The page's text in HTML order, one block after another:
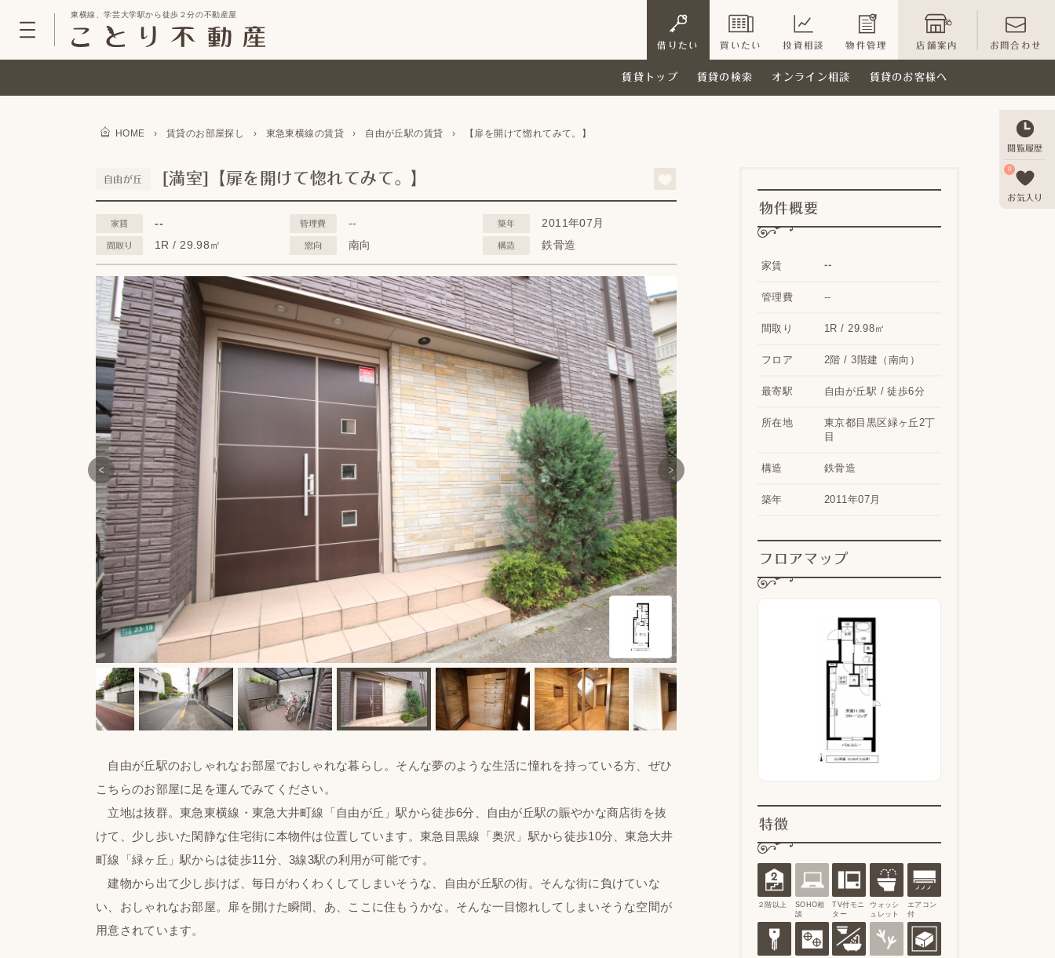
東横線、学芸大学駅から徒歩２分の不動産屋
借りたい 買いたい 投資相談 物件管理 店舗案内 お問合わせ
賃貸トップ 賃貸の検索 オンライン相談 賃貸のお客様へ
閲覧履歴
0
お気入り
HOME › 賃貸のお部屋探し › 東急東横線の賃貸 › 自由が丘駅の賃貸 › 【扉を開けて惚れてみて。】
自由が丘 [満室]【扉を開けて惚れてみて。】
家賃 -- 管理費 -- 築年 2011年07月
間取り 1R / 29.98㎡ 窓向 南向 構造 鉄骨造
自由が丘駅のおしゃれなお部屋でおしゃれな暮らし。そんな夢のような生活に憧れを持っている方、ぜひ
こちらのお部屋に足を運んでみてください。
立地は抜群。東急東横線・東急大井町線「自由が丘」駅から徒歩6分、自由が丘駅の賑やかな商店街を抜
けて、少し歩いた閑静な住宅街に本物件は位置しています。東急目黒線「奥沢」駅から徒歩10分、東急大井
町線「緑ヶ丘」駅からは徒歩11分、3線3駅の利用が可能です。
建物から出て少し歩けば、毎日がわくわくしてしまいそうな、自由が丘駅の街。そんな街に負けていな
い、おしゃれなお部屋。扉を開けた瞬間、あ、ここに住もうかな。そんな一目惚れしてしまいそうな空間が
用意されています。
物件概要
家賃 --
管理費 --
間取り 1R / 29.98㎡
フロア 2階 / 3階建（南向）
最寄駅 自由が丘駅 / 徒歩6分
所在地
東京都目黒区緑ヶ丘2丁
目
構造 鉄骨造
築年 2011年07月
フロアマップ
特徴
２階以上
SOHO相
談
TV付モニ
ター
ウォッシ
ュレット
エアコン
付